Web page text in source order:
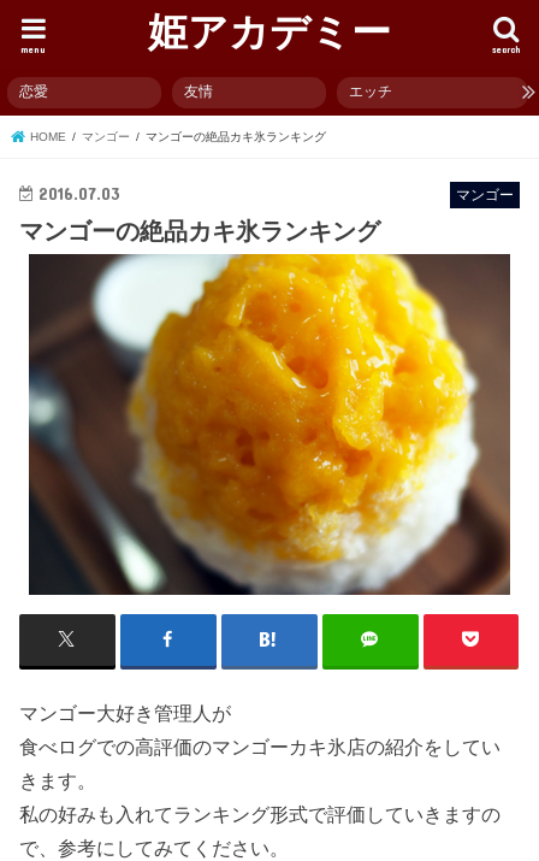
姫アカデミー search
menu
恋愛 友情 エッチ
HOME マンゴー マンゴーの絶品カキ氷ランキング
マンゴー
2016.07.03
マンゴーの絶品カキ氷ランキング
マンゴー大好き管理人が
食べログでの高評価のマンゴーカキ氷店の紹介をしてい
きます。
私の好みも入れてランキング形式で評価していきますの
で、参考にしてみてください。